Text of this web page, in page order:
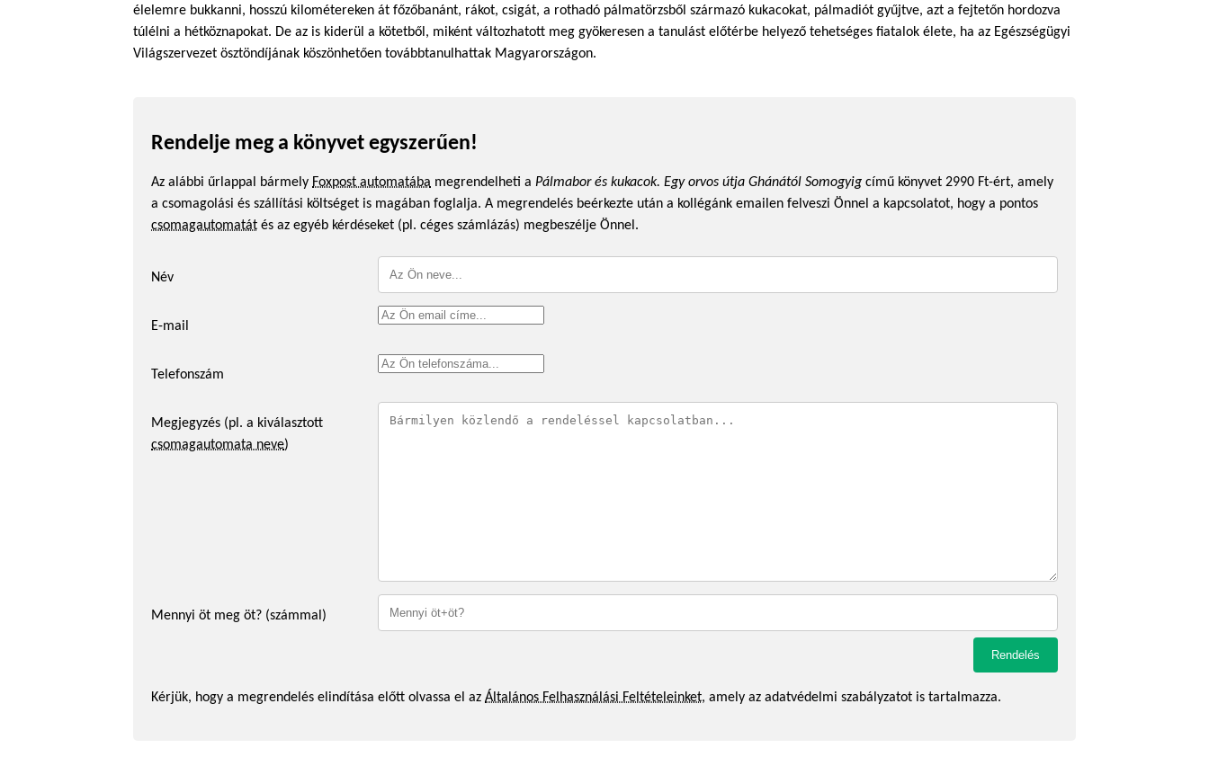
élelemre bukkanni, hosszú kilométereken át főzőbanánt, rákot, csigát, a rothadó pálmatörzsből származó kukacokat, pálmadiót gyűjtve, azt a fejtetőn hordozva
túlélni a hétköznapokat. De az is kiderül a kötetből, miként változhatott meg gyökeresen a tanulást előtérbe helyező tehetséges fiatalok élete, ha az Egészségügyi
Világszervezet ösztöndíjának köszönhetően továbbtanulhattak Magyarországon.
Rendelje meg a könyvet egyszerűen!
Az alábbi űrlappal bármely Foxpost automatába megrendelheti a Pálmabor és kukacok. Egy orvos útja Ghánától Somogyig című könyvet 2990 Ft-ért, amely
a csomagolási és szállítási költséget is magában foglalja. A megrendelés beérkezte után a kollégánk emailen felveszi Önnel a kapcsolatot, hogy a pontos
csomagautomatát és az egyéb kérdéseket (pl. céges számlázás) megbeszélje Önnel.
Név
E-mail
Telefonszám
Megjegyzés (pl. a kiválasztott
csomagautomata neve)
Mennyi öt meg öt? (számmal)
Kérjük, hogy a megrendelés elindítása előtt olvassa el az Általános Felhasználási Feltételeinket, amely az adatvédelmi szabályzatot is tartalmazza.